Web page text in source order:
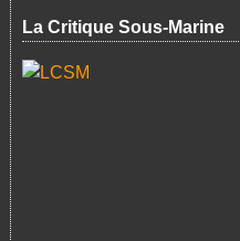
La Critique Sous-Marine